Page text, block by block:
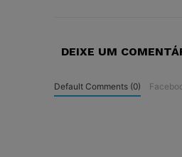
DEIXE UM
Default Comments (0)